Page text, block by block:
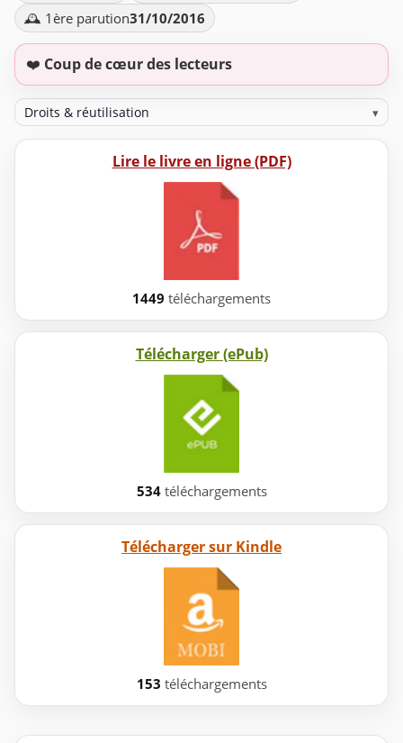
🕰️ 1ère parution31/10/2016
❤️ Coup de cœur des lecteurs
Droits & réutilisation ▾
Lire le livre en ligne (PDF)
1449 téléchargements
Télécharger (ePub)
534téléchargements
Télécharger sur Kindle
153 téléchargements